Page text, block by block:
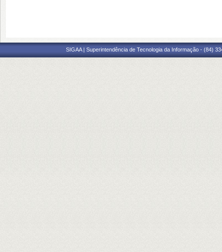
SIGAA | Superintendência de Tecnologia da Informação - (84)